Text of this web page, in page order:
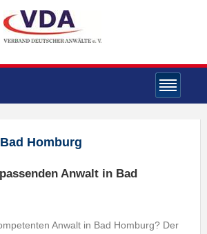
Homburg
Anwalt in Bad
Anwalt in Bad Homburg? Der